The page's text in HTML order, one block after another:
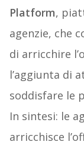
Platform,
agenzie, che
di arricchire
l’aggiunta di
soddisfare le
In sintesi: le
arricchisce